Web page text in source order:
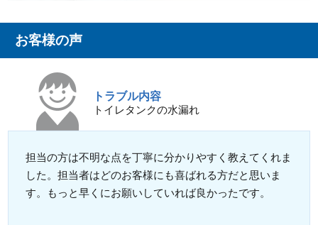
お客様の声
トラブル内容
トイレタンクの水漏れ
担当の方は不明な点を丁寧に分かりやすく教えてくれま
した。担当者はどのお客様にも喜ばれる方だと思いま
す。もっと早くにお願いしていれば良かったです。